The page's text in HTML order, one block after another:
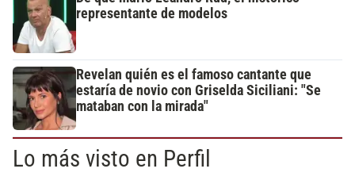
representante de modelos
Revelan quién es el famoso cantante que
estaría de novio con Griselda Siciliani: "Se
mataban con la mirada"
Lo más visto en Perfil